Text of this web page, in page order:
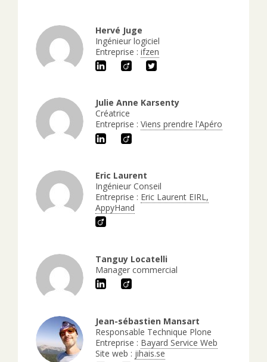
Hervé Juge
Ingénieur logiciel
Entreprise : ifzen
Julie Anne Karsenty
Créatrice
Entreprise : Viens prendre l'Apéro
Eric Laurent
Ingénieur Conseil
Entreprise : Eric Laurent EIRL,
AppyHand
Tanguy Locatelli
Manager commercial
Jean-sébastien Mansart
Responsable Technique Plone
Entreprise : Bayard Service Web
Site web : jihais.se